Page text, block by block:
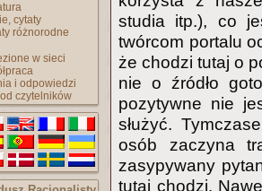
cytaty
różnorodne
w sieci
i odpowiedzi
czytelników
studia itp.), co
twórcom portalu
że chodzi tutaj o
nie o źródło
pozytywne nie
służyć.
osób zaczyna
zasypywany
tutaj chodzi.